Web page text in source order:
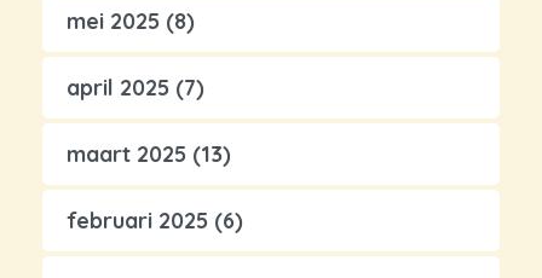
mei 2025 (8)
april 2025 (7)
maart 2025 (13)
februari 2025 (6)